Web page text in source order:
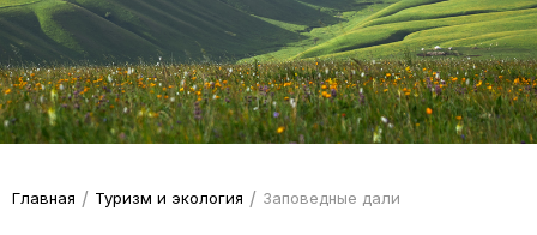
Главная / Туризм и экология / Заповедные дали